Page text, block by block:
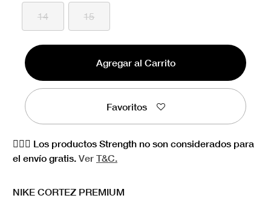
14 15
Agregar al Carrito
Favoritos
🏋🏻‍♀️ Los productos Strength no son considerados para
el envío gratis. Ver T&C.
NIKE CORTEZ PREMIUM